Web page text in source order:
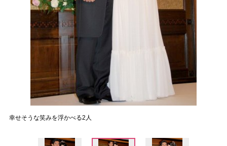
幸せそうな笑みを浮かべる2人